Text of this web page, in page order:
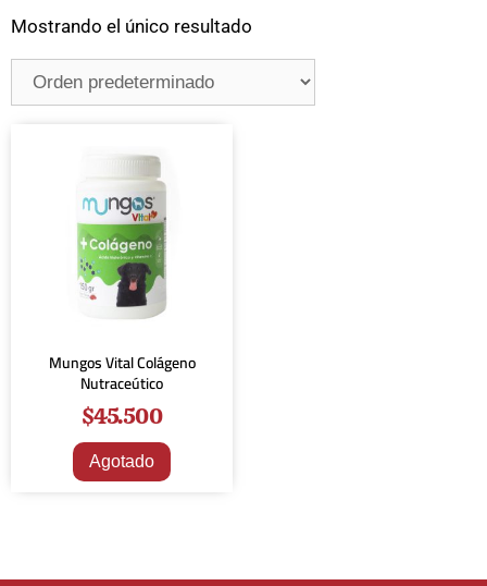
Mostrando el único resultado
Mungos Vital Colágeno
Nutraceútico
$45.500
Agotado